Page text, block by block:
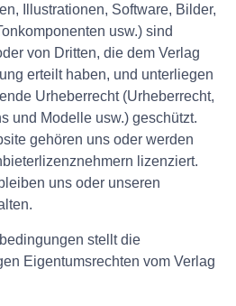
Illustrationen, Software, Bilder,
usw.) sind
von Dritten, die dem Verlag
erteilt haben, und unterliegen
Urheberrecht (Urheberrecht,
und Modelle usw.) geschützt.
gehören uns oder werden
lizenziert.
uns oder unseren
stellt die
Eigentumsrechten vom Verlag